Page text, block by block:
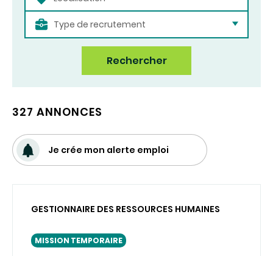
Type de recrutement
Rechercher
327 ANNONCES
Je crée mon alerte emploi
GESTIONNAIRE DES RESSOURCES HUMAINES
MISSION TEMPORAIRE